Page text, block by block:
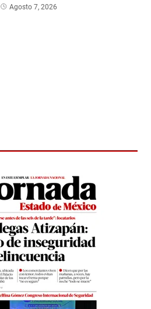
Agosto 7, 2026